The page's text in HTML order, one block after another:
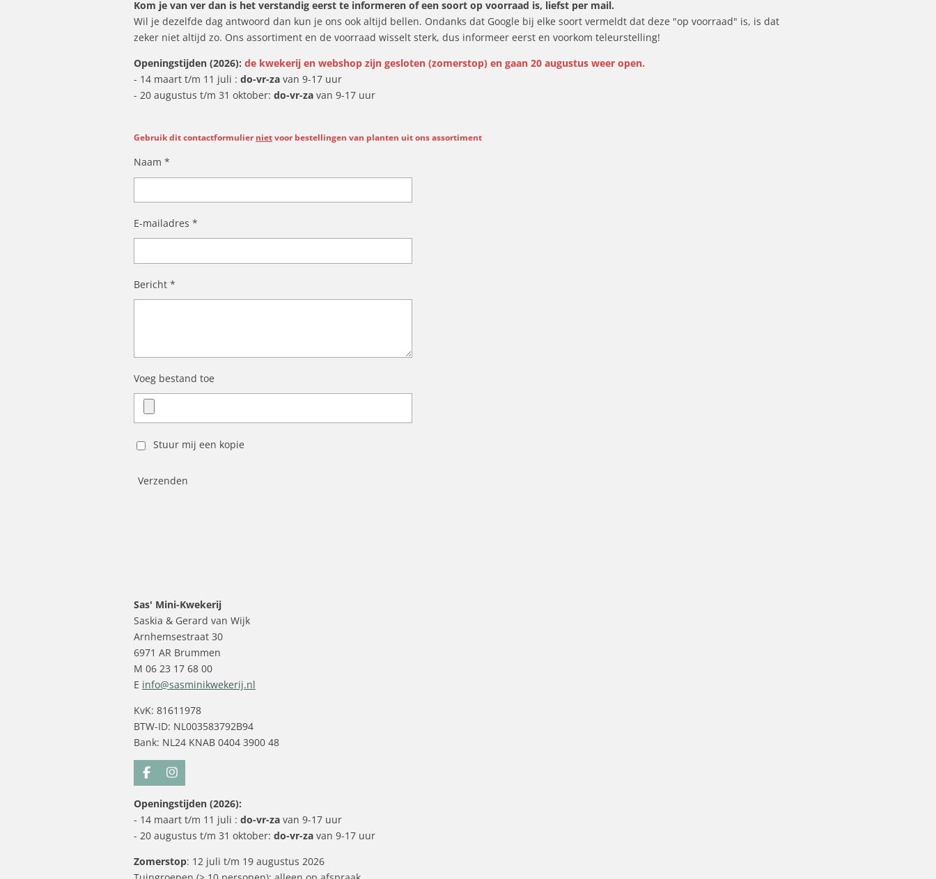
Kom je van ver dan is het verstandig eerst te informeren of een soort op voorraad is, liefst per mail.
Wil je dezelfde dag antwoord dan kun je ons ook altijd bellen. Ondanks dat Google bij elke soort vermeldt dat deze "op voorraad" is, is dat
zeker niet altijd zo. Ons assortiment en de voorraad wisselt sterk, dus informeer eerst en voorkom teleurstelling!
Openingstijden (2026): de kwekerij en webshop zijn gesloten (zomerstop) en gaan 20 augustus weer open.
- 14 maart t/m 11 juli : do-vr-za van 9-17 uur
- 20 augustus t/m 31 oktober: do-vr-za van 9-17 uur
Gebruik dit contactformulier niet voor bestellingen van planten uit ons assortiment
Naam *
E-mailadres *
Bericht *
Voeg bestand toe
Stuur mij een kopie
Verzenden
Sas' Mini-Kwekerij
Saskia & Gerard van Wijk
Arnhemsestraat 30
6971 AR Brummen
M 06 23 17 68 00
E info@sasminikwekerij.nl
KvK: 81611978
BTW-ID: NL003583792B94
Bank: NL24 KNAB 0404 3900 48
F
a
c
e
b
o
o
I
n
s
t
a
g
r
m
Openingstijden (2026):
- 14 maart t/m 11 juli : do-vr-za van 9-17 uur
- 20 augustus t/m 31 oktober: do-vr-za van 9-17 uur
Zomerstop: 12 juli t/m 19 augustus 2026